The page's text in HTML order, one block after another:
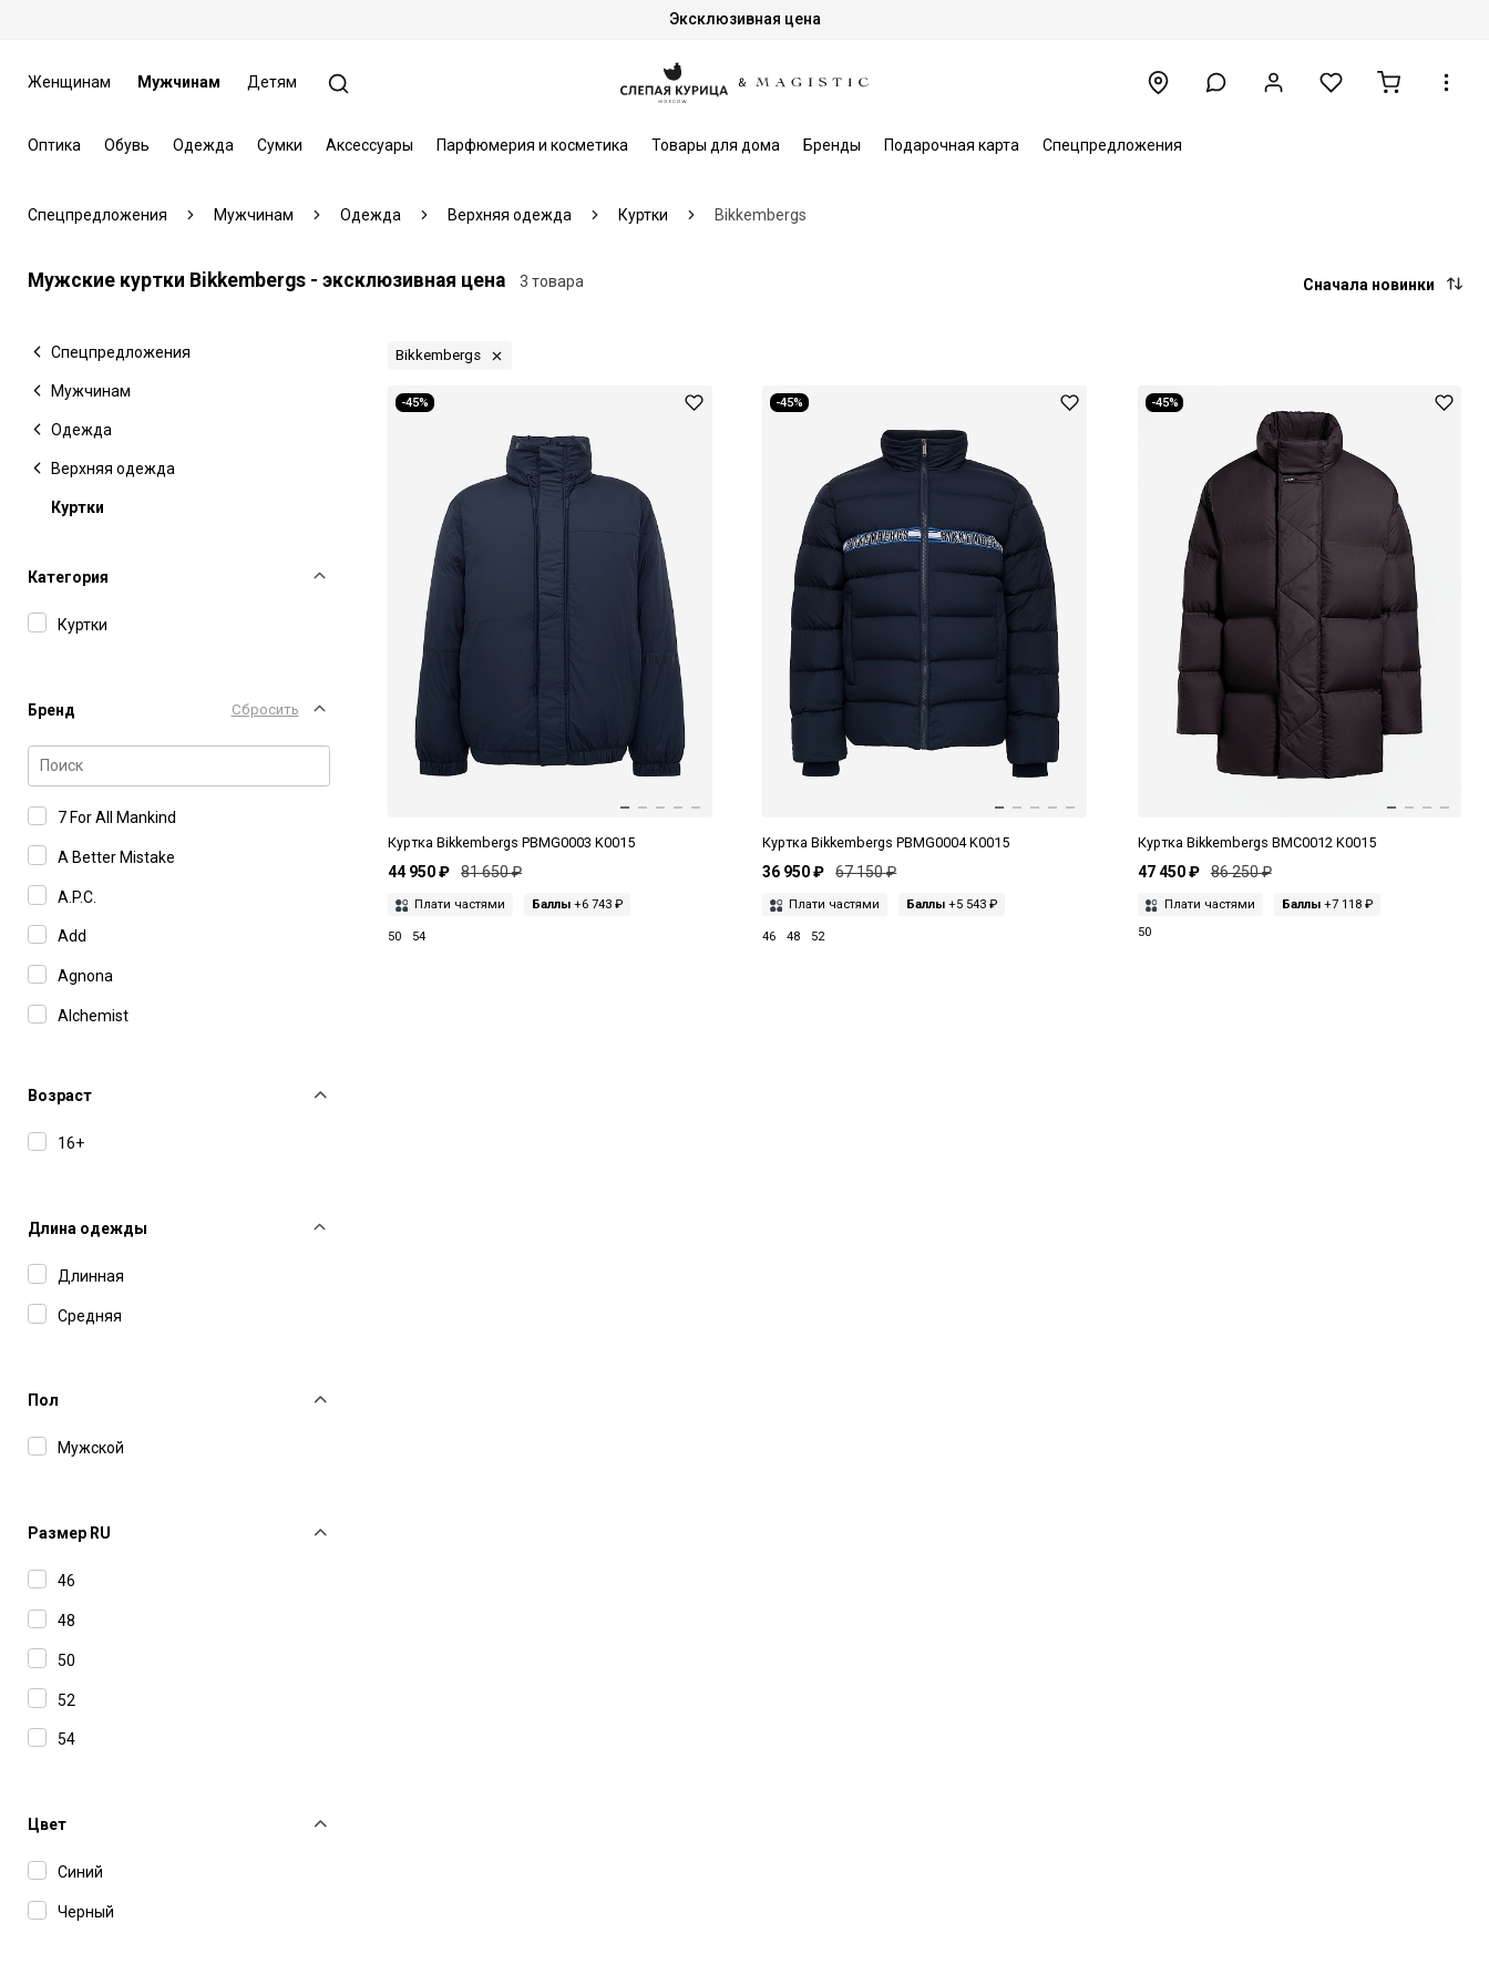
Эксклюзивная цена
Женщинам Мужчинам Детям
Оптика Обувь Одежда Сумки Аксессуары Парфюмерия и косметика Товары для дома Бренды Подарочная карта Спецпредложения
Спецпредложения Мужчинам Одежда Верхняя одежда Куртки Bikkembergs
Мужские куртки Bikkembergs - эксклюзивная цена 3 товара Сначала новинки
Спецпредложения
Мужчинам
Одежда
Верхняя одежда
Куртки
Категория
Куртки
Бренд Сбросить
7 For All Mankind
A Better Mistake
A.P.C.
Add
Agnona
Alchemist
Bikkembergs
Brunello Cucinelli
Juun J
Ksubi
Lardini
MM6 Maison Margiela
MSGM
Officine Generale
Peserico
Возраст
16+
Длина одежды
Длинная
Средняя
Пол
Мужской
Размер RU
46
48
50
52
54
Цвет
Синий
Черный
Bikkembergs
-45%
Куртка Bikkembergs PBMG0003 K0015
44 950 ₽ 81 650 ₽
Плати частями Баллы +6 743 ₽
50 54
-45%
Куртка Bikkembergs PBMG0004 K0015
36 950 ₽ 67 150 ₽
Плати частями Баллы +5 543 ₽
46 48 52
-45%
Куртка Bikkembergs BMC0012 K0015
47 450 ₽ 86 250 ₽
Плати частями Баллы+7 118 ₽
50